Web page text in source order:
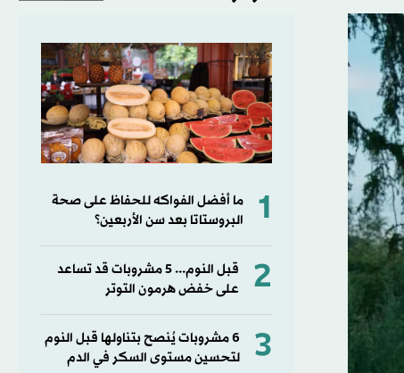
1
ما أفضل الفواكه للحفاظ على صحة
البروستاتا بعد سن الأربعين؟
2
قبل النوم... 5 مشروبات قد تساعد
على خفض هرمون التوتر
3
6 مشروبات يُنصح بتناولها قبل النوم
لتحسين مستوى السكر في الدم